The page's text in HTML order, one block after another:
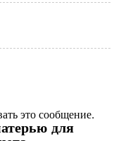
это сообщение.
для